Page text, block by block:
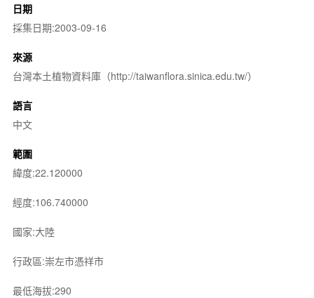
日期
採集日期:2003-09-16
來源
台灣本土植物資料庫（http://taiwanflora.sinica.edu.tw/）
語言
中文
範圍
緯度:22.120000
經度:106.740000
國家:大陸
行政區:崇左市憑祥市
最低海拔:290